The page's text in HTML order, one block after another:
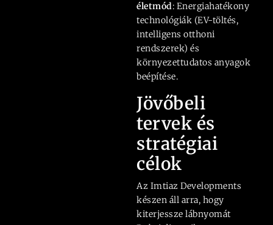
életmód: Energiahatékony
technológiák (EV-töltés,
intelligens otthoni
rendszerek) és
környezettudatos anyagok
beépítése.
Jövőbeli
tervek és
stratégiai
célok
Az Imtiaz Developments
készen áll arra, hogy
kiterjessze lábnyomát